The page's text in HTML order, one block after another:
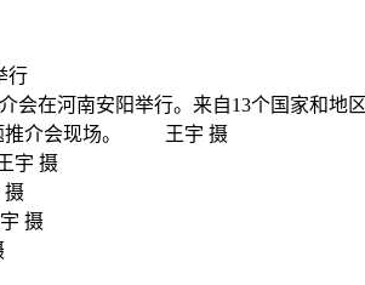
会在河南安阳举行。来自13个国家和
题推介会现场。 王宇 摄
宇 摄
摄
摄